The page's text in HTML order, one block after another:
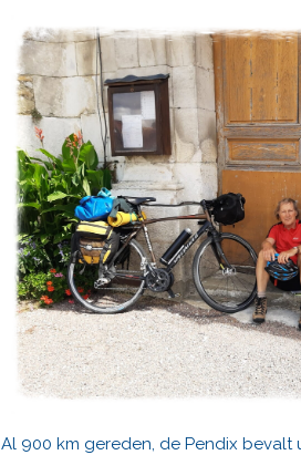
Al 900 km gereden, de Pendix bevalt